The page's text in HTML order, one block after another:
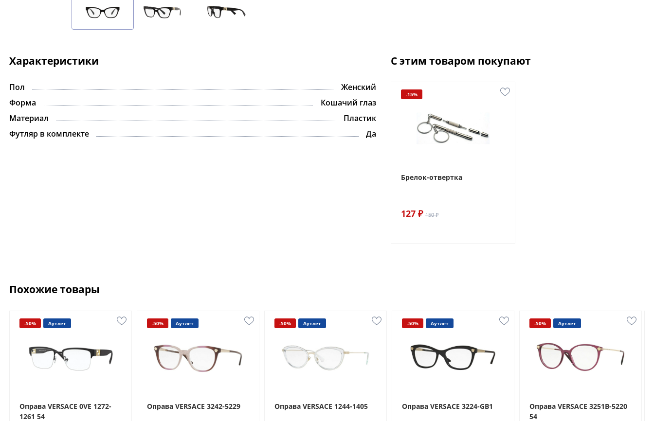
Характеристики
Пол
Женский
Форма
Кошачий глаз
Материал
Пластик
Футляр в комплекте
Да
С этим товаром покупают
-15%
Брелок-отвертка
127 ₽ 150 ₽
Похожие товары
-50% Аутлет
Оправа VERSACE 0VE 1272-
1261 54
-50% Аутлет
Оправа VERSACE 3242-5229
-50% Аутлет
Оправа VERSACE 1244-1405
-50% Аутлет
Оправа VERSACE 3224-GB1
-50% Аутлет
Оправа VERSACE 3251B-5220
54